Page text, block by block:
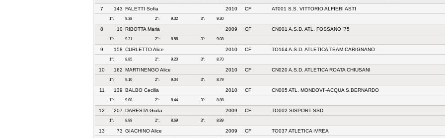
7 143 FALETTI Sofia 2010 CF AT001 S.S. VITTORIO ALFIERI ASTI
1°: 9.38 2°: 9.32 3°: 9.30
8 10 RIBOTTA Maria 2009 CF CN001 A.S.D. ATL. FOSSANO '75
1°: 9.21 2°: 8.56 3°: 9.08
9 158 CURLETTO Alice 2010 CF TO164 A.S.D. ATLETICA TEAM CARIGNANO
1°: 8.85 2°: 9.20 3°: 8.70
10 162 MARTINENGO Alice 2010 CF CN020 A.S.D. ATLETICA ROATA CHIUSANI
1°: 9.10 2°: 9.04 3°: 8.79
11 139 BALBO Cecilia 2010 CF CN005 ATL. MONDOVI'-ACQUA S.BERNARDO
1°: 9.08 2°: 8.44 3°: 8.88
12 207 DARESTA Giulia 2009 CF TO002 SISPORT SSD
1°: 8.89 2°: 8.69 3°: 8.89
13 73 GIACHINO Alice 2009 CF TO037 ATLETICA IVREA